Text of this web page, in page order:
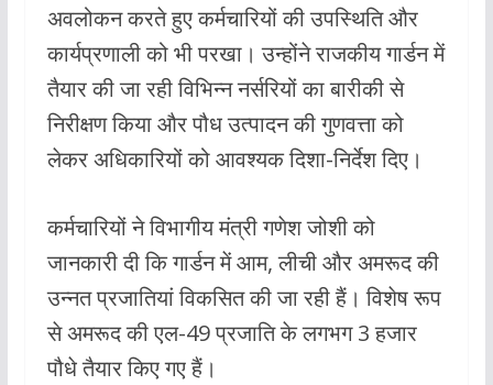
अवलोकन करते हुए कर्मचारियों की उपस्थिति और
कार्यप्रणाली को भी परखा। उन्होंने राजकीय गार्डन में
तैयार की जा रही विभिन्न नर्सरियों का बारीकी से
निरीक्षण किया और पौध उत्पादन की गुणवत्ता को
लेकर अधिकारियों को आवश्यक दिशा-निर्देश दिए।
कर्मचारियों ने विभागीय मंत्री गणेश जोशी को
जानकारी दी कि गार्डन में आम, लीची और अमरूद की
उन्नत प्रजातियां विकसित की जा रही हैं। विशेष रूप
से अमरूद की एल-49 प्रजाति के लगभग 3 हजार
पौधे तैयार किए गए हैं।